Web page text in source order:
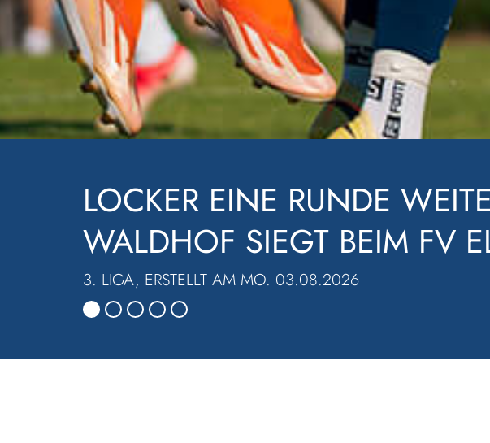
RUNDE WEITER – DER SV
SIEGT BEIM FV ELZTAL MIT 9:0
AM MO. 03.08.2026